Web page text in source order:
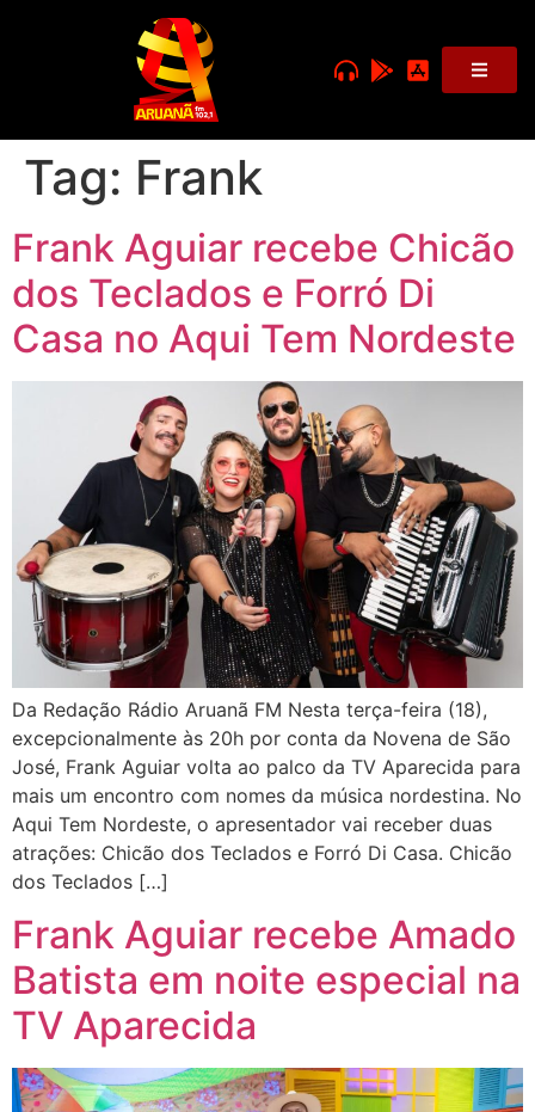
Tag: Frank
Frank Aguiar recebe Chicão
dos Teclados e Forró Di
Casa no Aqui Tem Nordeste
Da Redação Rádio Aruanã FM Nesta terça-feira (18),
excepcionalmente às 20h por conta da Novena de São
José, Frank Aguiar volta ao palco da TV Aparecida para
mais um encontro com nomes da música nordestina. No
Aqui Tem Nordeste, o apresentador vai receber duas
atrações: Chicão dos Teclados e Forró Di Casa. Chicão
dos Teclados […]
Frank Aguiar recebe Amado
Batista em noite especial na
TV Aparecida